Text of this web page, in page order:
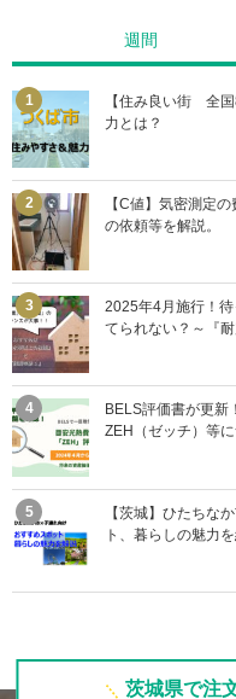
週間
【住み良い街 全
力とは？
【C値】気密測定
の依頼等を解説。
2025年4月施行！
てられない？～『
BELS評価書が更新
ZEH（ゼッチ）等に
【茨城】ひたちな
ト、暮らしの魅力を
茨城県で注